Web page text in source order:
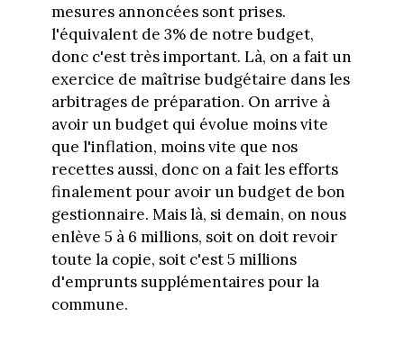
mesures annoncées sont prises.
l'équivalent de 3% de notre budget,
donc c'est très important. Là, on a fait un
exercice de maîtrise budgétaire dans les
arbitrages de préparation. On arrive à
avoir un budget qui évolue moins vite
que l'inflation, moins vite que nos
recettes aussi, donc on a fait les efforts
finalement pour avoir un budget de bon
gestionnaire. Mais là, si demain, on nous
enlève 5 à 6 millions, soit on doit revoir
toute la copie, soit c'est 5 millions
d'emprunts supplémentaires pour la
commune.